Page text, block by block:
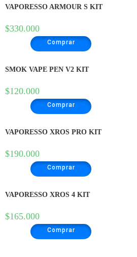
VAPORESSO ARMOUR S KIT
$330.000
Comprar
SMOK VAPE PEN V2 KIT
$120.000
Comprar
VAPORESSO XROS PRO KIT
$190.000
Comprar
VAPORESSO XROS 4 KIT
$165.000
Comprar